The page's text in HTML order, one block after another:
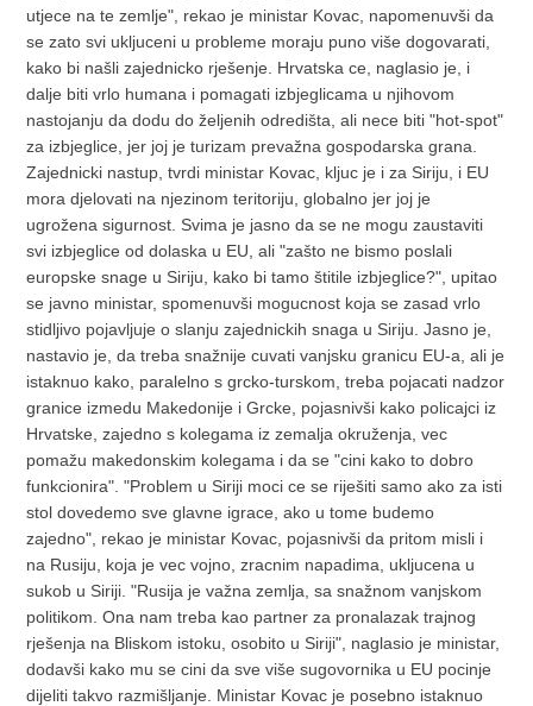
utjece na te zemlje", rekao je ministar Kovac, napomenuvši da
se zato svi ukljuceni u probleme moraju puno više dogovarati,
kako bi našli zajednicko rješenje. Hrvatska ce, naglasio je, i
dalje biti vrlo humana i pomagati izbjeglicama u njihovom
nastojanju da dodu do željenih odredišta, ali nece biti "hot-spot"
za izbjeglice, jer joj je turizam prevažna gospodarska grana.
Zajednicki nastup, tvrdi ministar Kovac, kljuc je i za Siriju, i EU
mora djelovati na njezinom teritoriju, globalno jer joj je
ugrožena sigurnost. Svima je jasno da se ne mogu zaustaviti
svi izbjeglice od dolaska u EU, ali "zašto ne bismo poslali
europske snage u Siriju, kako bi tamo štitile izbjeglice?", upitao
se javno ministar, spomenuvši mogucnost koja se zasad vrlo
stidljivo pojavljuje o slanju zajednickih snaga u Siriju. Jasno je,
nastavio je, da treba snažnije cuvati vanjsku granicu EU-a, ali je
istaknuo kako, paralelno s grcko-turskom, treba pojacati nadzor
granice izmedu Makedonije i Grcke, pojasnivši kako policajci iz
Hrvatske, zajedno s kolegama iz zemalja okruženja, vec
pomažu makedonskim kolegama i da se "cini kako to dobro
funkcionira". "Problem u Siriji moci ce se riješiti samo ako za isti
stol dovedemo sve glavne igrace, ako u tome budemo
zajedno", rekao je ministar Kovac, pojasnivši da pritom misli i
na Rusiju, koja je vec vojno, zracnim napadima, ukljucena u
sukob u Siriji. "Rusija je važna zemlja, sa snažnom vanjskom
politikom. Ona nam treba kao partner za pronalazak trajnog
rješenja na Bliskom istoku, osobito u Siriji", naglasio je ministar,
dodavši kako mu se cini da sve više sugovornika u EU pocinje
dijeliti takvo razmišljanje. Ministar Kovac je posebno istaknuo